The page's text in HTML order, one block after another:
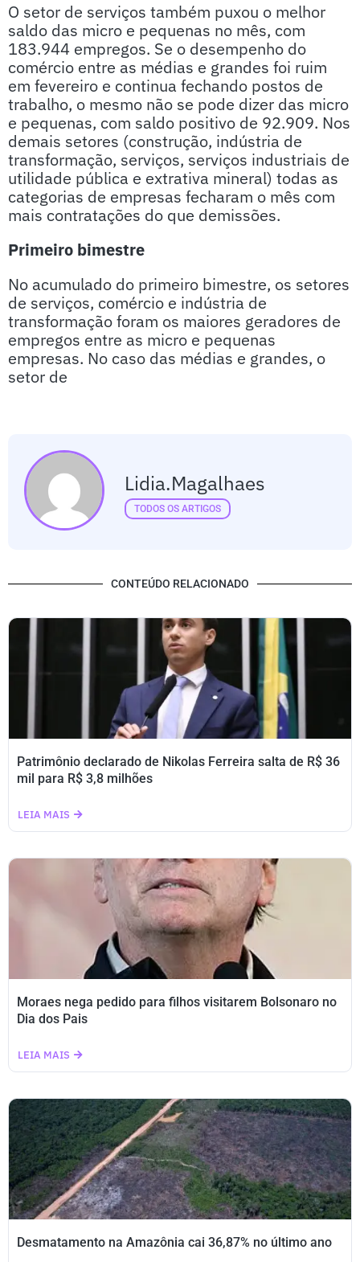
O setor de serviços também puxou o melhor
saldo das micro e pequenas no mês, com
183.944 empregos. Se o desempenho do
comércio entre as médias e grandes foi ruim
em fevereiro e continua fechando postos de
trabalho, o mesmo não se pode dizer das micro
e pequenas, com saldo positivo de 92.909. Nos
demais setores (construção, indústria de
transformação, serviços, serviços industriais de
utilidade pública e extrativa mineral) todas as
categorias de empresas fecharam o mês com
mais contratações do que demissões.
Primeiro bimestre
No acumulado do primeiro bimestre, os setores
de serviços, comércio e indústria de
transformação foram os maiores geradores de
empregos entre as micro e pequenas
empresas. No caso das médias e grandes, o
setor de
Lidia.magalhaes
TODOS OS ARTIGOS
CONTEÚDO RELACIONADO
Patrimônio declarado de Nikolas Ferreira salta de R$ 36
mil para R$ 3,8 milhões
LEIA MAIS
Moraes nega pedido para filhos visitarem Bolsonaro no
Dia dos Pais
LEIA MAIS
Desmatamento na Amazônia cai 36,87% no último ano